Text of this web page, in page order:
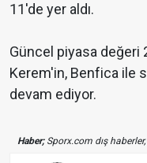
11'de yer aldı.
Güncel piyasa değeri
Kerem'in, Benfica ile
devam ediyor.
Haber;Sporx.com dış haberler,